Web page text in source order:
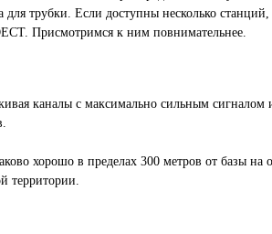
трубки. Если доступны несколько
Присмотримся к ним повнимательнее.
каналы с максимально сильным сигналом
хорошо в пределах 300 метров от базы
территории.